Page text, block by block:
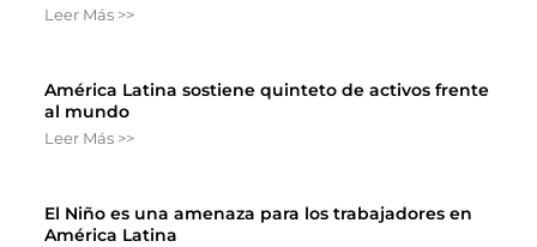
Leer Más >>
América Latina sostiene quinteto de activos frente
al mundo
Leer Más >>
El Niño es una amenaza para los trabajadores en
América Latina